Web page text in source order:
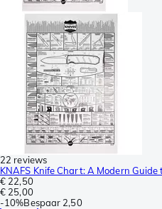
22 reviews
KNAFS Knife Chart: A Modern Guide
€ 22,50
€ 25,00
-10%Bespaar 2,50